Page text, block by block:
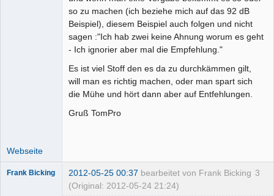
so zu machen (ich beziehe mich auf das 92 dB
Beispiel), diesem Beispiel auch folgen und nicht
sagen :"Ich hab zwei keine Ahnung worum es geht
- Ich ignorier aber mal die Empfehlung."
Es ist viel Stoff den es da zu durchkämmen gilt,
will man es richtig machen, oder man spart sich
die Mühe und hört dann aber auf Entfehlungen.
Gruß TomPro
Webseite
3
Frank Bicking 2012-05-25 00:37 bearbeitet von Frank Bicking
(Original: 2012-05-24 21:24)